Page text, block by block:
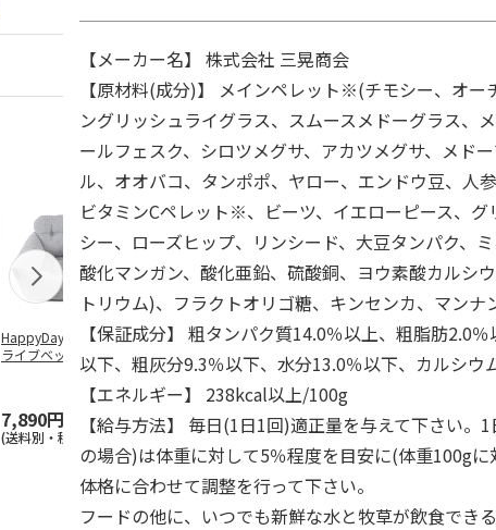
HappyDays 2wayド
ライブベッド グレ
7,890円
(送料別・税込)
獣医師開発 ニオイ
をとる砂専用 猫ト
イレ ナチュラルグ
レー
1,550円
(送料別・税込)
デオトイレ 飛び散
らない消臭・抗菌サ
ンド 4L
1,320円
(送料別・税込)
無添加良品
ムデンタ
ぐるぐるボ
470円
(送料別・
【メーカー名】 株式会社 三晃商会
【原材料(成分)】 メインペレット※(チモシー、オー
ングリッシュライグラス、スムースメドーグラス、
ールフェスク、シロツメグサ、アカツメグサ、メド
ル、オオバコ、タンポポ、ヤロー、エンドウ豆、人
ビタミンCペレット※、ビーツ、イエローピース、グ
シー、ローズヒップ、リンシード、大豆タンパク、ミ
酸化マンガン、酸化亜鉛、硫酸銅、ヨウ素酸カルシ
トリウム)、フラクトオリゴ糖、キンセンカ、マンナ
【保証成分】 粗タンパク質14.0％以上、粗脂肪2.0
以下、粗灰分9.3％以下、水分13.0％以下、カルシウ
【エネルギー】 238kcal以上/100g
【給与方法】 毎日(1日1回)適正量を与えて下さい。
の場合)は体重に対して5％程度を目安に(体重100g
体格に合わせて調整を行って下さい。
フードの他に、いつでも新鮮な水と牧草が飲食でき